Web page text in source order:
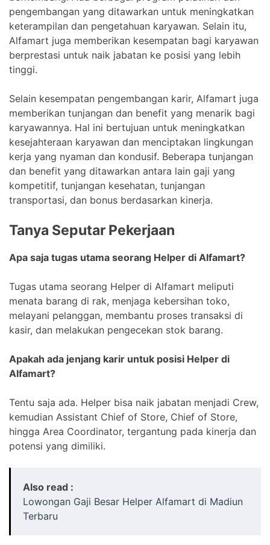
pengembangan yang ditawarkan untuk meningkatkan
keterampilan dan pengetahuan karyawan. Selain itu,
Alfamart juga memberikan kesempatan bagi karyawan
berprestasi untuk naik jabatan ke posisi yang lebih
tinggi.
Selain kesempatan pengembangan karir, Alfamart juga
memberikan tunjangan dan benefit yang menarik bagi
karyawannya. Hal ini bertujuan untuk meningkatkan
kesejahteraan karyawan dan menciptakan lingkungan
kerja yang nyaman dan kondusif. Beberapa tunjangan
dan benefit yang ditawarkan antara lain gaji yang
kompetitif, tunjangan kesehatan, tunjangan
transportasi, dan bonus berdasarkan kinerja.
Tanya Seputar Pekerjaan
Apa saja tugas utama seorang Helper di Alfamart?
Tugas utama seorang Helper di Alfamart meliputi
menata barang di rak, menjaga kebersihan toko,
melayani pelanggan, membantu proses transaksi di
kasir, dan melakukan pengecekan stok barang.
Apakah ada jenjang karir untuk posisi Helper di
Alfamart?
Tentu saja ada. Helper bisa naik jabatan menjadi Crew,
kemudian Assistant Chief of Store, Chief of Store,
hingga Area Coordinator, tergantung pada kinerja dan
potensi yang dimiliki.
Also read :
Lowongan Gaji Besar Helper Alfamart di Madiun
Terbaru